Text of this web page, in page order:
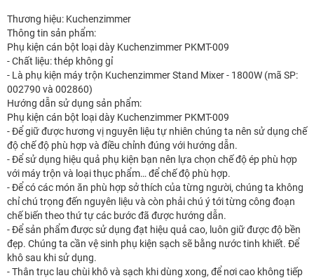
Thương hiệu: Kuchenzimmer
Thông tin sản phẩm:
Phụ kiện cán bột loại dày Kuchenzimmer PKMT-009
- Chất liệu: thép không gỉ
- Là phụ kiện máy trộn Kuchenzimmer Stand Mixer - 1800W (mã SP:
002790 và 002860)
Hướng dẫn sử dụng sản phẩm:
Phụ kiện cán bột loại dày Kuchenzimmer PKMT-009
- Để giữ được hương vị nguyên liệu tự nhiên chúng ta nên sử dụng chế
độ chế độ phù hợp và điều chỉnh đúng với hướng dẫn.
- Để sử dụng hiệu quả phụ kiện bạn nên lựa chọn chế độ ép phù hợp
với máy trộn và loại thục phẩm… để chế độ phù hợp.
- Để có các món ăn phù hợp sở thích của từng người, chúng ta không
chỉ chú trọng đến nguyên liệu và còn phải chú ý tới từng công đoạn
chế biến theo thứ tự các bước đã được hướng dẫn.
- Để sản phẩm được sử dụng đạt hiệu quả cao, luôn giữ được độ bền
đẹp. Chúng ta cần vệ sinh phụ kiện sạch sẽ bằng nước tinh khiết. Để
khô sau khi sử dụng.
- Thân trục lau chùi khô và sạch khi dùng xong, để nơi cao không tiếp